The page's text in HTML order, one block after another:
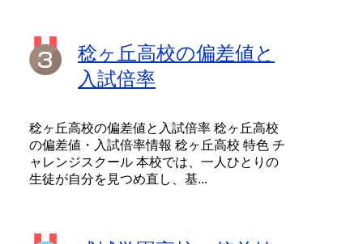
稔ヶ丘高校の偏差値と
入試倍率
稔ヶ丘高校の偏差値と入試倍率 稔ヶ丘高校
の偏差値・入試倍率情報 稔ヶ丘高校 特色 チ
ャレンジスクール 本校では、一人ひとりの
生徒が自分を見つめ直し、基...